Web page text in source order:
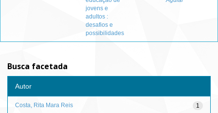
jovens e
adultos :
desafios e
possibilidades
Busca facetada
Autor
1
Costa, Rita Mara Reis